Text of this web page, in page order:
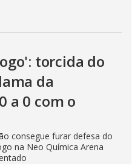
torcida do
da
a 0 com o
consegue furar defesa do
na Neo Química Arena